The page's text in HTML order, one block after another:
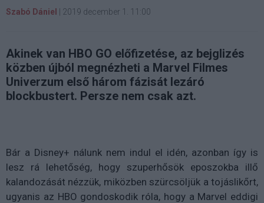
Szabó Dániel | 2019 december 1. 11:00
Akinek van HBO GO előfizetése, az bejglizés
közben újból megnézheti a Marvel Filmes
Univerzum első három fázisát lezáró
blockbustert. Persze nem csak azt.
Bár a Disney+ nálunk nem indul el idén, azonban így is
lesz rá lehetőség, hogy szuperhősök eposzokba illő
kalandozását nézzük, miközben szürcsöljük a tojáslikőrt,
ugyanis az HBO gondoskodik róla, hogy a Marvel eddigi